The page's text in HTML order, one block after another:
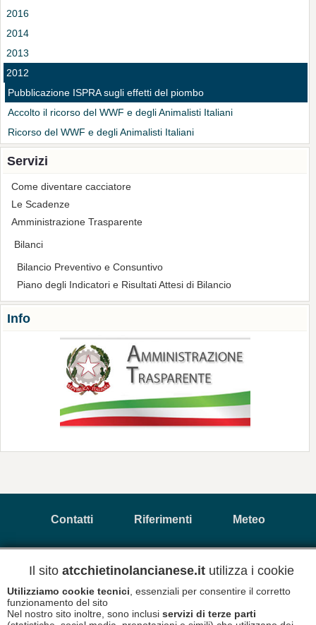
2016
2014
2013
2012
Pubblicazione ISPRA sugli effetti del piombo
Accolto il ricorso del WWF e degli Animalisti Italiani
Ricorso del WWF e degli Animalisti Italiani
Servizi
Come diventare cacciatore
Le Scadenze
Amministrazione Trasparente
Bilanci
Bilancio Preventivo e Consuntivo
Piano degli Indicatori e Risultati Attesi di Bilancio
Info
Contatti Riferimenti Meteo
Copyright © 2026 A.T.C. Chietino Lancianese - P.Iva
93017880696
Il sito atcchietinolancianese.it utilizza i cookie
Utilizziamo cookie tecnici , essenziali per consentire il corretto
funzionamento del sito
Nel nostro sito inoltre, sono inclusi servizi di terze parti